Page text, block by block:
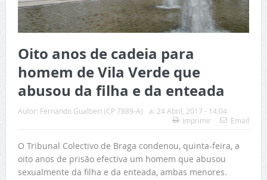
Oito anos de cadeia para
homem de Vila Verde que
abusou da filha e da enteada
Autor: Fernando Gualtieri (CP 7889-A) a: 24 Abril, 2017 - 14:04
Imprimir
Email
O Tribunal Colectivo de Braga condenou, quinta-feira, a
oito anos de prisão efectiva um homem que abusou
sexualmente da filha e da enteada, ambas menores.